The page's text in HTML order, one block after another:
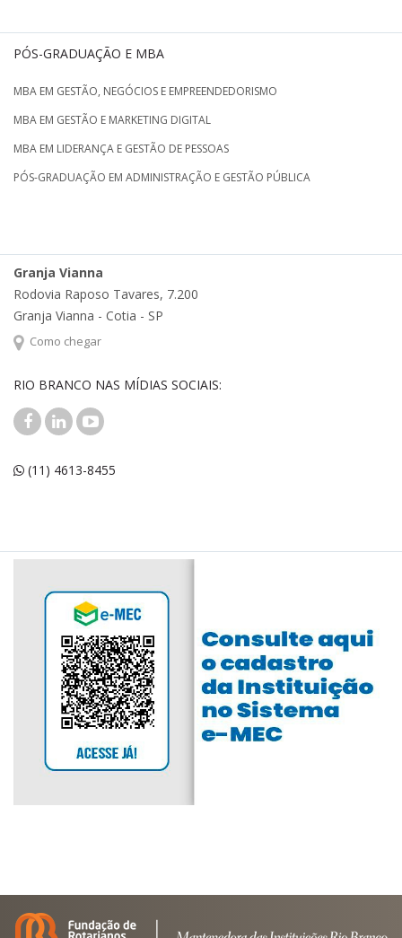
PÓS-GRADUAÇÃO E MBA
MBA EM GESTÃO, NEGÓCIOS E EMPREENDEDORISMO
MBA EM GESTÃO E MARKETING DIGITAL
MBA EM LIDERANÇA E GESTÃO DE PESSOAS
PÓS-GRADUAÇÃO EM ADMINISTRAÇÃO E GESTÃO PÚBLICA
Granja Vianna
Rodovia Raposo Tavares, 7.200
Granja Vianna - Cotia - SP
Como chegar
RIO BRANCO NAS MÍDIAS SOCIAIS:
(11) 4613-8455